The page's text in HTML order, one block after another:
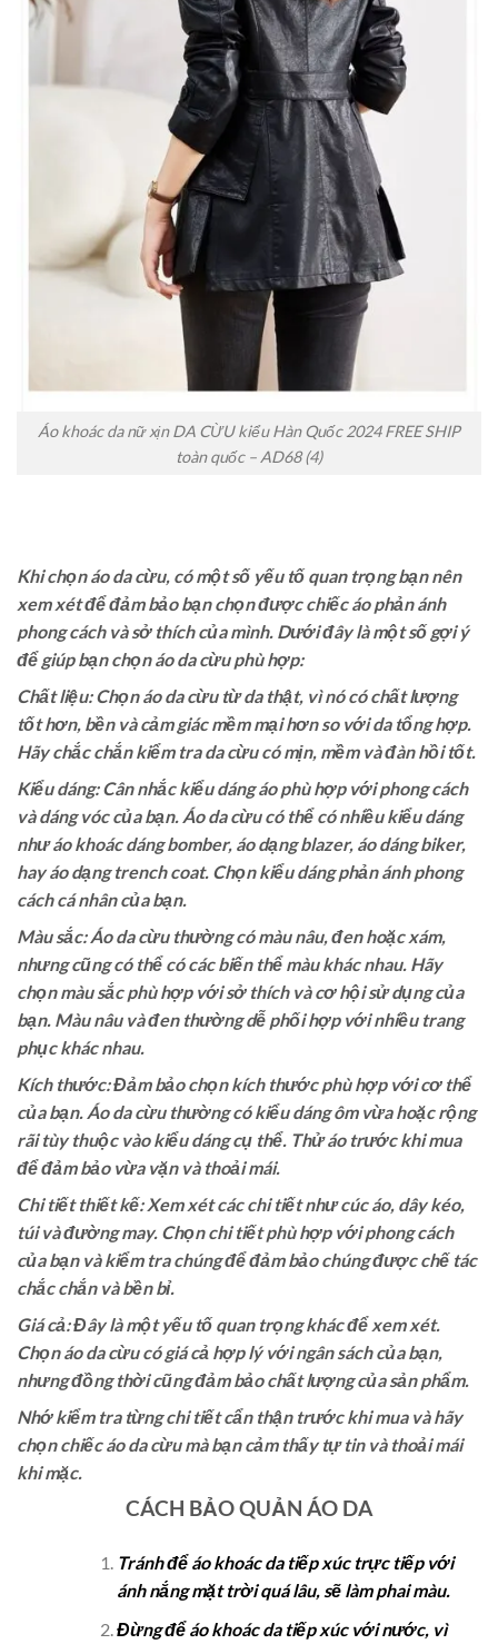
Áo khoác da nữ xịn DA CỪU kiểu Hàn Quốc 2024 FREE SHIP
toàn quốc – AD68 (4)
Khi chọn áo da cừu, có một số yếu tố quan trọng bạn nên
xem xét để đảm bảo bạn chọn được chiếc áo phản ánh
phong cách và sở thích của mình. Dưới đây là một số gợi ý
để giúp bạn chọn áo da cừu phù hợp:
Chất liệu: Chọn áo da cừu từ da thật, vì nó có chất lượng
tốt hơn, bền và cảm giác mềm mại hơn so với da tổng hợp.
Hãy chắc chắn kiểm tra da cừu có mịn, mềm và đàn hồi tốt.
Kiểu dáng: Cân nhắc kiểu dáng áo phù hợp với phong cách
và dáng vóc của bạn. Áo da cừu có thể có nhiều kiểu dáng
như áo khoác dáng bomber, áo dạng blazer, áo dáng biker,
hay áo dạng trench coat. Chọn kiểu dáng phản ánh phong
cách cá nhân của bạn.
Màu sắc: Áo da cừu thường có màu nâu, đen hoặc xám,
nhưng cũng có thể có các biến thể màu khác nhau. Hãy
chọn màu sắc phù hợp với sở thích và cơ hội sử dụng của
bạn. Màu nâu và đen thường dễ phối hợp với nhiều trang
phục khác nhau.
Kích thước: Đảm bảo chọn kích thước phù hợp với cơ thể
của bạn. Áo da cừu thường có kiểu dáng ôm vừa hoặc rộng
rãi tùy thuộc vào kiểu dáng cụ thể. Thử áo trước khi mua
để đảm bảo vừa vặn và thoải mái.
Chi tiết thiết kế: Xem xét các chi tiết như cúc áo, dây kéo,
túi và đường may. Chọn chi tiết phù hợp với phong cách
của bạn và kiểm tra chúng để đảm bảo chúng được chế tác
chắc chắn và bền bỉ.
Giá cả: Đây là một yếu tố quan trọng khác để xem xét.
Chọn áo da cừu có giá cả hợp lý với ngân sách của bạn,
nhưng đồng thời cũng đảm bảo chất lượng của sản phẩm.
Nhớ kiểm tra từng chi tiết cẩn thận trước khi mua và hãy
chọn chiếc áo da cừu mà bạn cảm thấy tự tin và thoải mái
khi mặc.
CÁCH BẢO QUẢN ÁO DA
Tránh để áo khoác da tiếp xúc trực tiếp với
ánh nắng mặt trời quá lâu, sẽ làm phai màu.
Đừng để áo khoác da tiếp xúc với nước, vì